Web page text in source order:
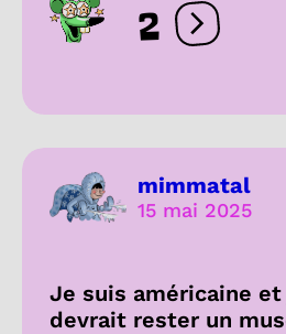
2 Ouvrir les
mimmatal
15 mai 2025
Je suis américaine
devrait rester un